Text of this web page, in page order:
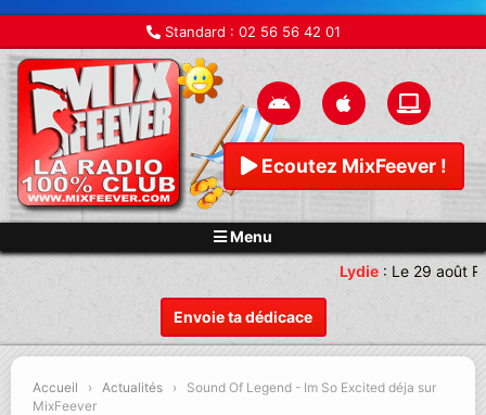
Standard : 02 56 56 42 01
Ecoutez MixFeever !
Menu
Envoie ta dédicace
Lydie:Le 29 août
Accueil › Actualités ›
Sound Of Legend - Im So Excited déja sur
MixFeever